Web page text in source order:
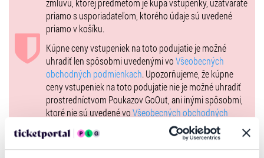
IĽA - Andrea Karnasová / Jana Feketeová
ĎURO - Erik Žibek / Erik Peťovský
HAGARCOVKA - Veronika Gažiová
ZUZA - Martina Bučková
FUZÁČKA - Ľudmila Iványiová / Dorota Sklenáriková
FUZÁK - Radoslav Konečný / Matúš Buch
MIŠO - Frederik Prislupský / Tomáš Vincze
zmluvu, ktorej predmetom je kúpa vstupenky, uzatvárate
priamo s usporiadateľom, ktorého údaje sú uvedené
priamo v košíku.
Kúpne ceny vstupeniek na toto podujatie je možné
uhradiť len spôsobmi uvedenými voVšeobecných
obchodných podmienkach. Upozorňujeme, že kúpne
ceny vstupeniek na toto podujatie nie je možné uhradiť
prostredníctvom Poukazov GoOut, ani inými spôsobmi,
ktoré nie sú uvedené voVšeobecných obchodných
. Poukazy GoOut môžete využiť pri nákupe
vstupeniek na našej stránke
goout.net, ak tam nie je
uvedené inak.